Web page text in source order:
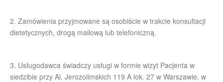
2. Zamówienia przyjmowane są osobiście w trakcie konsultacji
dietetycznych, drogą mailową lub telefoniczną.
3. Usługodawca świadczy usługi w formie wizyt Pacjenta w
siedzibie przy Al. Jerozolimskich 119 A lok. 27 w Warszawie, w